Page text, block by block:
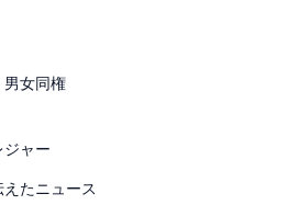
女同権
ャー
たニュース